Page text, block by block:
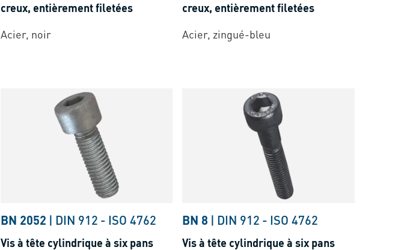
creux, entièrement filetées
Acier, noir
creux, entièrement filetées
Acier, zingué-bleu
BN 2052 | DIN 912 - ISO 4762
Vis à tête cylindrique à six pans
BN 8 | DIN 912 - ISO 4762
Vis à tête cylindrique à six pans